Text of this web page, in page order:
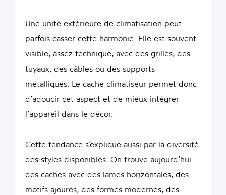
Une unité extérieure de climatisation peut
parfois casser cette harmonie. Elle est souvent
visible, assez technique, avec des grilles, des
tuyaux, des câbles ou des supports
métalliques. Le cache climatiseur permet donc
d’adoucir cet aspect et de mieux intégrer
l’appareil dans le décor.
Cette tendance s’explique aussi par la diversité
des styles disponibles. On trouve aujourd’hui
des caches avec des lames horizontales, des
motifs ajourés, des formes modernes, des